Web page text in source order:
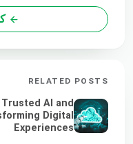
RELATED POSTS
AI and
Digital
Experiences